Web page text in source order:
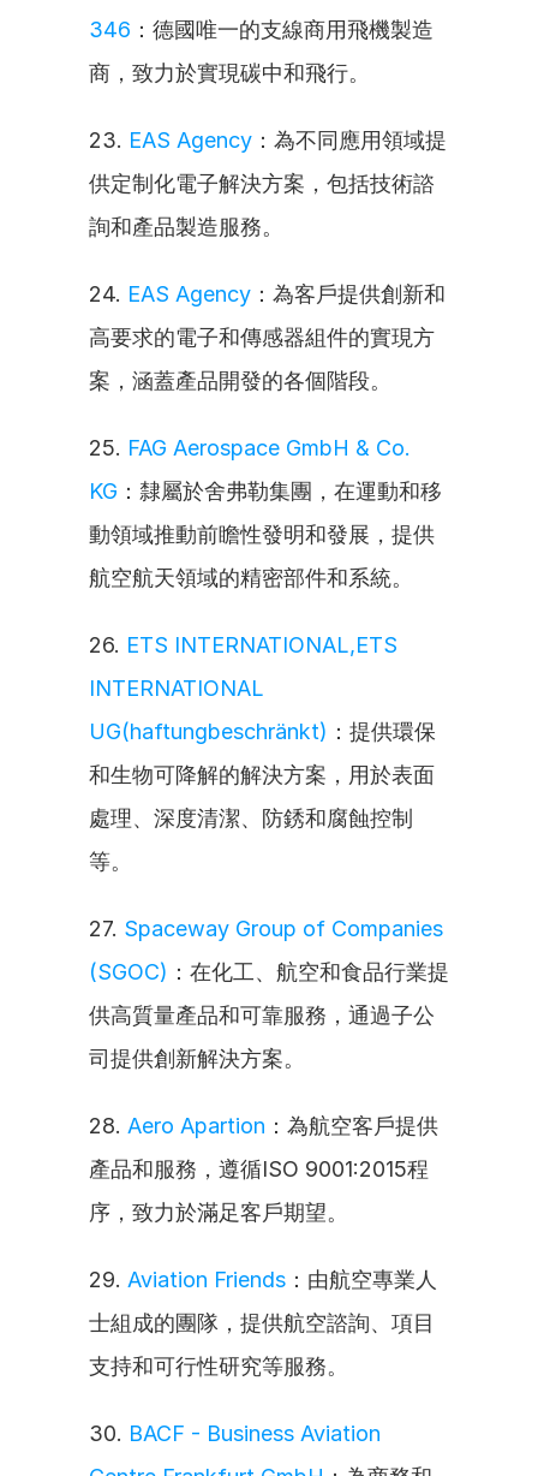
346 ：德國唯一的支線商用飛機製造
商，致力於實現碳中和飛行。
23. EAS Agency ：為不同應用領域提
供定制化電子解決方案，包括技術諮
詢和產品製造服務。
24. EAS Agency ：為客戶提供創新和
高要求的電子和傳感器組件的實現方
案，涵蓋產品開發的各個階段。
25. FAG Aerospace GmbH & Co.
KG ：隸屬於舍弗勒集團，在運動和移
動領域推動前瞻性發明和發展，提供
航空航天領域的精密部件和系統。
26. ETS INTERNATIONAL,ETS
INTERNATIONAL
UG(haftungbeschränkt) ：提供環保
和生物可降解的解決方案，用於表面
處理、深度清潔、防銹和腐蝕控制
等。
27. Spaceway Group of Companies
(SGOC) ：在化工、航空和食品行業提
供高質量產品和可靠服務，通過子公
司提供創新解決方案。
28. Aero Apartion ：為航空客戶提供
產品和服務，遵循ISO 9001:2015程
序，致力於滿足客戶期望。
29. Aviation Friends ：由航空專業人
士組成的團隊，提供航空諮詢、項目
支持和可行性研究等服務。
30. BACF - Business Aviation